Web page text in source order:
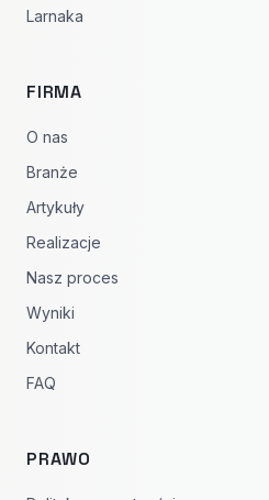
Larnaka
FIRMA
O nas
Branże
Artykuły
Realizacje
Nasz proces
Wyniki
Kontakt
FAQ
PRAWO